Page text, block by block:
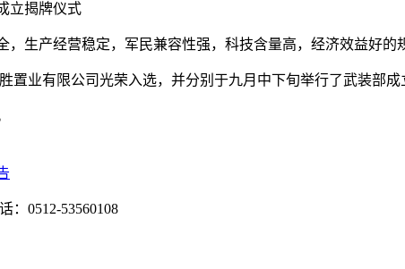
立揭牌仪式
生产经营稳定，军民兼容性强，科技含量高，经济效益好的
业有限公司光荣入选，并分别于九月中下旬举行了武装部成
：0512-53560108